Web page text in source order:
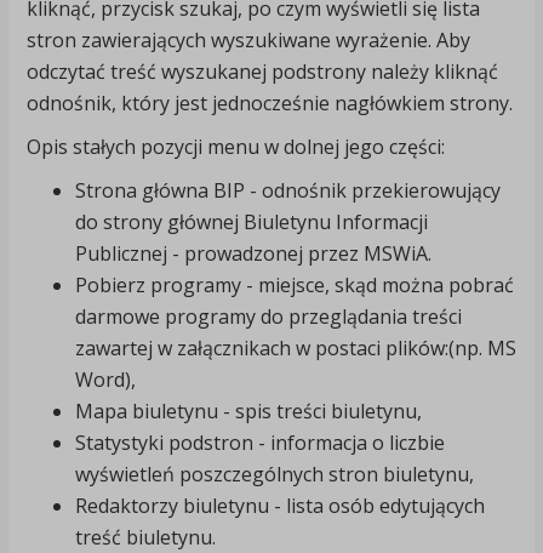
kliknąć, przycisk szukaj, po czym wyświetli się lista
stron zawierających wyszukiwane wyrażenie. Aby
odczytać treść wyszukanej podstrony należy kliknąć
odnośnik, który jest jednocześnie nagłówkiem strony.
Opis stałych pozycji menu w dolnej jego części:
Strona główna BIP - odnośnik przekierowujący
do strony głównej Biuletynu Informacji
Publicznej - prowadzonej przez MSWiA.
Pobierz programy - miejsce, skąd można pobrać
darmowe programy do przeglądania treści
zawartej w załącznikach w postaci plików:(np. MS
Word),
Mapa biuletynu - spis treści biuletynu,
Statystyki podstron - informacja o liczbie
wyświetleń poszczególnych stron biuletynu,
Redaktorzy biuletynu - lista osób edytujących
treść biuletynu.